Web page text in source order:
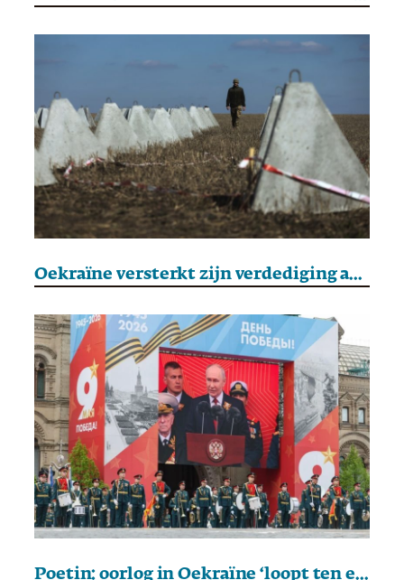
Oekraïne versterkt zijn verdediging aan de Belarussische grens
Poetin: oorlog in Oekraïne ‘loopt ten einde, maar de situatie blijft ernstig’